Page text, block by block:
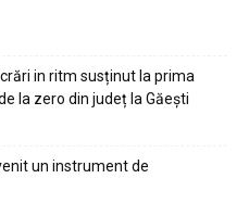
in ritm susținut la prima
la zero din județ la Găești
un instrument de